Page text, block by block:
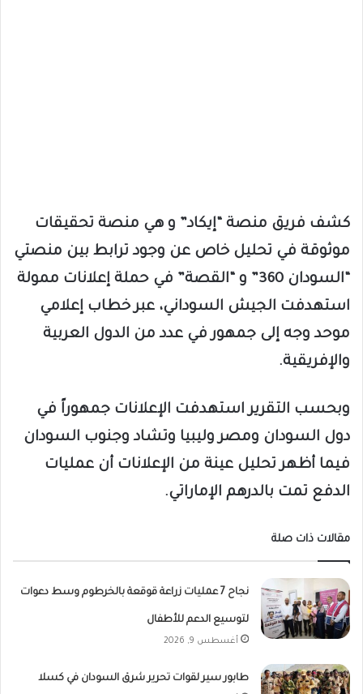
كشف فريق منصة “إيكاد” و هي منصة تحقيقات
موثوقة في تحليل خاص عن وجود ترابط بين منصتي
“السودان 360” و “القصة” في حملة إعلانات ممولة
استهدفت الجيش السوداني، عبر خطاب إعلامي
موحد وجه إلى جمهور في عدد من الدول العربية
والإفريقية.
وبحسب التقرير استهدفت الإعلانات جمهوراً في
دول السودان ومصر وليبيا وتشاد وجنوب السودان
فيما أظهر تحليل عينة من الإعلانات أن عمليات
الدفع تمت بالدرهم الإماراتي.
مقالات ذات صلة
نجاح 7 عمليات زراعة قوقعة بالخرطوم وسط دعوات
لتوسيع الدعم للأطفال
أغسطس 9, 2026
طابور سير لقوات تحرير شرق السودان في كسلا